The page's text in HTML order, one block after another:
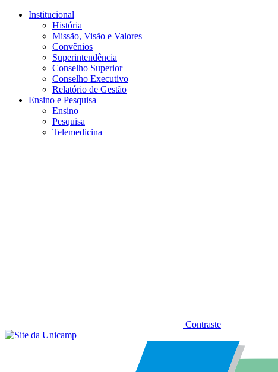
Conteúdo principal
Institucional
História
Missão, Visão e Valores
Convênios
Superintendência
Conselho Superior
Conselho Executivo
Relatório de Gestão
Ensino e Pesquisa
Ensino
Pesquisa
Telemedicina
Contraste